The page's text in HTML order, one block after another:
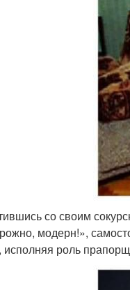
со своим
модерн!»,
исполняя роль